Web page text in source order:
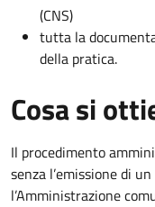
(CNS)
tutta la
della pratica.
Cosa si
Il procedimento
senza l’emissione di
l’Amministrazione